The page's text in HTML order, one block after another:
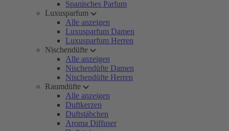
Spanisches Parfum
Luxusparfum
Alle anzeigen
Luxusparfum Damen
Luxusparfum Herren
Nischendüfte
Alle anzeigen
Nischendüfte Damen
Nischendüfte Herren
Raumdüfte
Alle anzeigen
Duftkerzen
Duftstäbchen
Aroma Diffuser